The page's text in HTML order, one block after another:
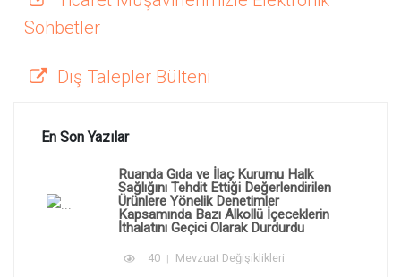
Sohbetler
Dış Talepler Bülteni
En Son Yazılar
Ruanda Gıda ve İlaç Kurumu Halk
Sağlığını Tehdit Ettiği Değerlendirilen
Ürünlere Yönelik Denetimler
Kapsamında Bazı Alkollü İçeceklerin
İthalatını Geçici Olarak Durdurdu
40 Mevzuat Değişiklikleri